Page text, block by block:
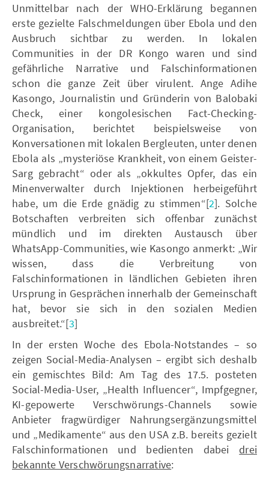
Unmittelbar nach der WHO-Erklärung begannen
erste gezielte Falschmeldungen über Ebola und den
Ausbruch sichtbar zu werden. In lokalen
Communities in der DR Kongo waren und sind
gefährliche Narrative und Falschinformationen
schon die ganze Zeit über virulent. Ange Adihe
Kasongo, Journalistin und Gründerin von Balobaki
Check, einer kongolesischen Fact-Checking-
Organisation, berichtet beispielsweise von
Konversationen mit lokalen Bergleuten, unter denen
Ebola als „mysteriöse Krankheit, von einem Geister-
Sarg gebracht“ oder als „okkultes Opfer, das ein
Minenverwalter durch Injektionen herbeigeführt
habe, um die Erde gnädig zu stimmen“[2]. Solche
Botschaften verbreiten sich offenbar zunächst
mündlich und im direkten Austausch über
WhatsApp-Communities, wie Kasongo anmerkt: „Wir
wissen, dass die Verbreitung von
Falschinformationen in ländlichen Gebieten ihren
Ursprung in Gesprächen innerhalb der Gemeinschaft
hat, bevor sie sich in den sozialen Medien
ausbreitet.“[3]
In der ersten Woche des Ebola-Notstandes – so
zeigen Social-Media-Analysen – ergibt sich deshalb
ein gemischtes Bild: Am Tag des 17.5. posteten
Social-Media-User, „Health Influencer“, Impfgegner,
KI-gepowerte Verschwörungs-Channels sowie
Anbieter fragwürdiger Nahrungsergänzungsmittel
und „Medikamente“ aus den USA z.B. bereits gezielt
Falschinformationen und bedienten dabeidrei
bekannte Verschwörungsnarrative: